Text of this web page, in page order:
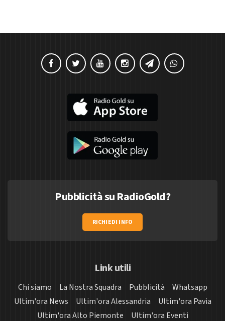
Pubblicità su RadioGold?
RICHIEDI INFO
Link utili
Chi siamo La Nostra Squadra Pubblicità
Whatsapp
Ultim'ora News
Ultim'ora Alessandria
Ultim'ora Pavia
Ultim'ora Alto Piemonte
Ultim'ora Eventi